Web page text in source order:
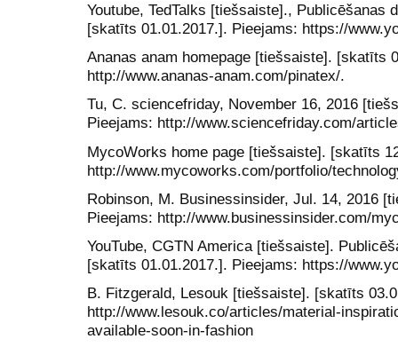
Youtube, TedTalks [tiešsaiste]., Publicēšanas
[skatīts 01.01.2017.]. Pieejams: https://
Ananas anam homepage [tiešsaiste]. [skatīts
http://www.ananas-anam.com/pinatex/.
Tu, C. sciencefriday, November 16, 2016
Pieejams: http://www.sciencefriday.com/
MycoWorks home page [tiešsaiste]. [skatīts
http://www.mycoworks.com/portfolio/
Robinson, M. Businessinsider, Jul. 14, 2016
Pieejams: http://www.businessinsider.com/
YouTube, CGTN America [tiešsaiste].
[skatīts 01.01.2017.]. Pieejams: https://
B. Fitzgerald, Lesouk [tiešsaiste]. [skatīts
http://www.lesouk.co/articles/material-
available-soon-in-fashion